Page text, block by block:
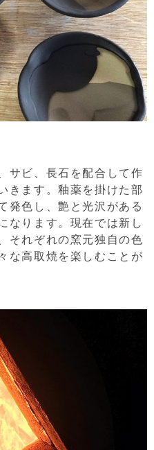
サビ、長石を配合して作
きます。釉薬を掛けた部
発色し、艶と光沢がある
なります。現在では新し
それぞれの窯元独自の色
な高取焼を楽しむことが